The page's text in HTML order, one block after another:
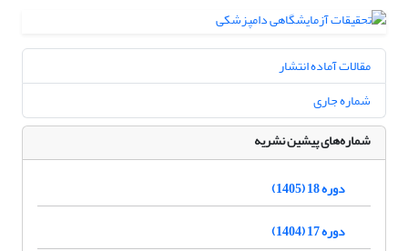
مقالات آماده انتشار
شماره جاری
شماره‌های پیشین نشریه
دوره 18 (1405)
دوره 17 (1404)